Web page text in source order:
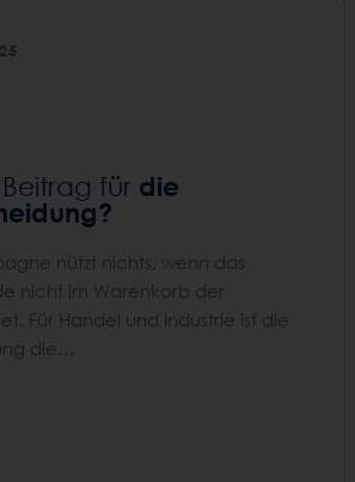
Beitrag für die
nützt nichts, wenn das
nicht im Warenkorb der
Für Handel und Industrie ist die
die…